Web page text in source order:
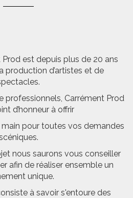
est depuis plus de 20 ans
production d’artistes et de
professionnels, Carrément Prod
d’honneur à offrir
pour toutes vos demandes
nous saurons vous conseiller
afin de réaliser ensemble un
unique.
à savoir s'entoure des